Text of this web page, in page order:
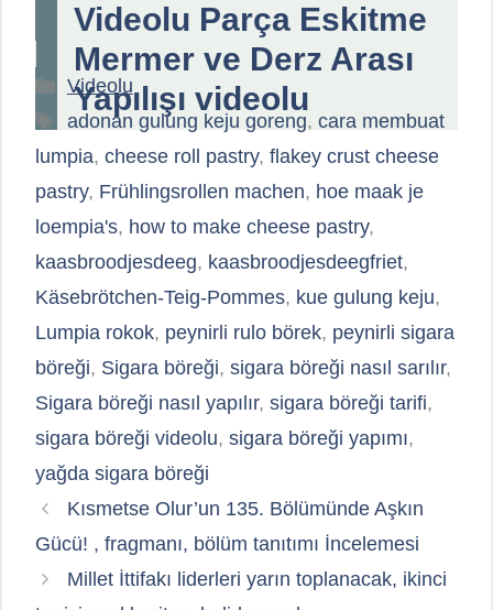
Videolu Parça Eskitme
Mermer ve Derz Arası
Yapılışı videolu
Kategoriler
Videolu
Etiketler
adonan gulung keju goreng, cara membuat
lumpia, cheese roll pastry, flakey crust cheese
pastry, Frühlingsrollen machen, hoe maak je
loempia's, how to make cheese pastry,
kaasbroodjesdeeg, kaasbroodjesdeegfriet,
Käsebrötchen-Teig-Pommes, kue gulung keju,
Lumpia rokok, peynirli rulo börek, peynirli sigara
böreği, Sigara böreği, sigara böreği nasıl sarılır,
Sigara böreği nasıl yapılır, sigara böreği tarifi,
sigara böreği videolu, sigara böreği yapımı,
yağda sigara böreği
Kısmetse Olur’un 135. Bölümünde Aşkın
Gücü! , fragmanı, bölüm tanıtımı İncelemesi
Millet İttifakı liderleri yarın toplanacak, ikinci